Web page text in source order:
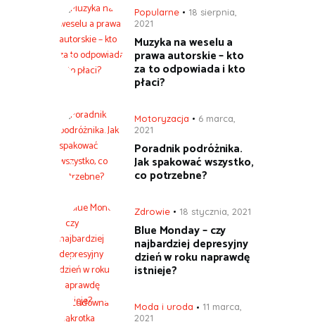
Popularne
18 sierpnia,
2021
Muzyka na weselu a
prawa autorskie – kto
za to odpowiada i kto
płaci?
Motoryzacja
6 marca,
2021
Poradnik podróżnika.
Jak spakować wszystko,
co potrzebne?
Zdrowie 18 stycznia, 2021
Blue Monday – czy
najbardziej depresyjny
dzień w roku naprawdę
istnieje?
Moda i uroda
11 marca,
2021